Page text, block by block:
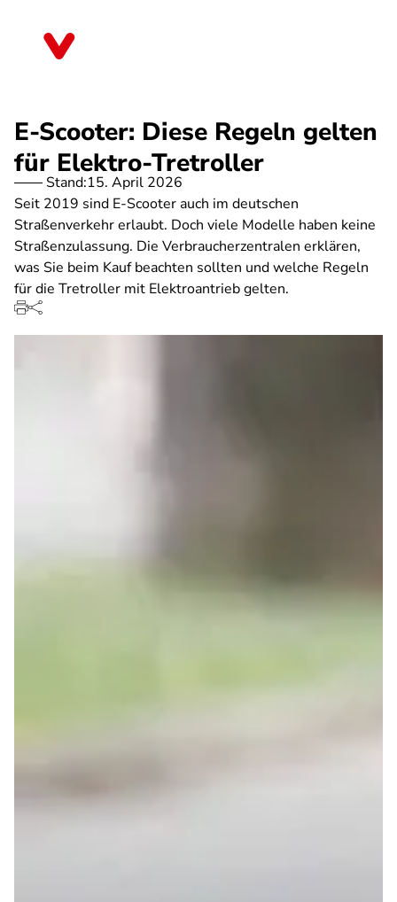
E-Scooter: Diese Regeln gelten
für Elektro-Tretroller
Stand:15. April 2026
Seit 2019 sind E-Scooter auch im deutschen
Straßenverkehr erlaubt. Doch viele Modelle haben keine
Straßenzulassung. Die Verbraucherzentralen erklären,
was Sie beim Kauf beachten sollten und welche Regeln
für die Tretroller mit Elektroantrieb gelten.